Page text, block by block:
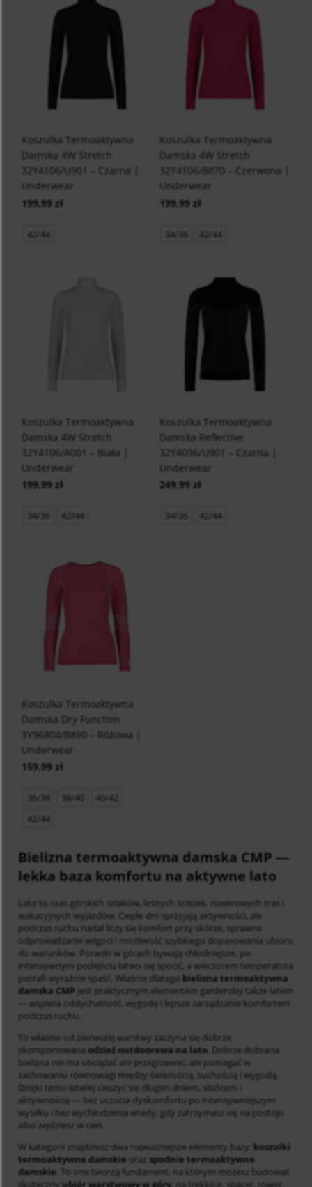
Koszulka Termoaktywna
Damska 4W Stretch
32Y4106/U901 – Czarna |
Underwear
199,99 zł
42/44
Koszulka Termoaktywna
Damska 4W Stretch
32Y4106/B870 – Czerwona |
Underwear
199,99 zł
34/36 42/44
Koszulka Termoaktywna
Damska 4W Stretch
32Y4106/A001 – Biała |
Underwear
199,99 zł
34/36 42/44
Koszulka Termoaktywna
Damska Reflective
32Y4096/U901 – Czarna |
Underwear
249,99 zł
34/36 42/44
Koszulka Termoaktywna
Damska Dry Function
3Y96804/B890 – Różowa |
Underwear
159,99 zł
36/38 38/40
40/42
42/44
Bielizna termoaktywna damska CMP —
lekka baza komfortu na aktywne lato
Lato to czas górskich szlaków, leśnych ścieżek, rowerowych tras i
wakacyjnych wyjazdów. Ciepłe dni sprzyjają aktywności, ale
podczas ruchu nadal liczy się komfort przy skórze, sprawne
odprowadzanie wilgoci i możliwość szybkiego dopasowania ubioru
do warunków. Poranki w górach bywają chłodniejsze, po
intensywnym podejściu łatwo się spocić, a wieczorem temperatura
potrafi wyraźnie spaść. Właśnie dlatego bielizna termoaktywna
damska CMP jest praktycznym elementem garderoby także latem
— wspiera oddychalność, wygodę i lepsze zarządzanie komfortem
podczas ruchu.
To właśnie od pierwszej warstwy zaczyna się dobrze
skomponowana odzież outdoorowa na lato . Dobrze dobrana
bielizna nie ma obciążać ani przegrzewać, ale pomagać w
zachowaniu równowagi między świeżością, suchością i wygodą.
Dzięki temu łatwiej cieszyć się długim dniem, słońcem i
aktywnością — bez uczucia dyskomfortu po intensywniejszym
wysiłku i bez wychłodzenia wtedy, gdy zatrzymasz się na postoju
albo zejdziesz w cień.
W kategorii znajdziesz dwa najważniejsze elementy bazy: koszulki
termoaktywne damskie oraz spodnie termoaktywne
damskie . To one tworzą fundament, na którym możesz budować
skuteczny ubiór warstwowy w góry , na trekking, spacer, rower,